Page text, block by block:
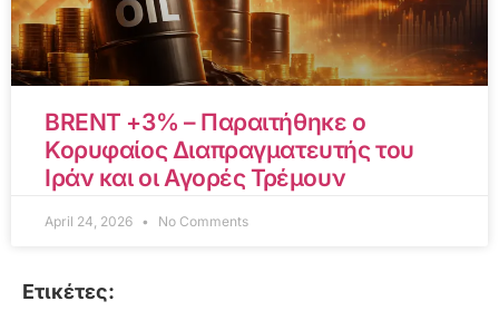
BRENT +3% – Παραιτήθηκε ο
Κορυφαίος Διαπραγματευτής του
Ιράν και οι Αγορές Τρέμουν
April 24, 2026 No Comments
Ετικέτες: